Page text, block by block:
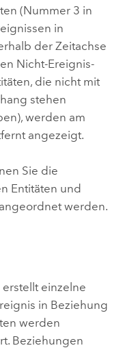
(Nummer 3 in
in
der Zeitachse
Nicht-Ereignis-
die nicht mit
stehen
werden am
angezeigt.
Sie die
Entitäten und
werden.
erstellt einzelne
in Beziehung
werden
Beziehungen